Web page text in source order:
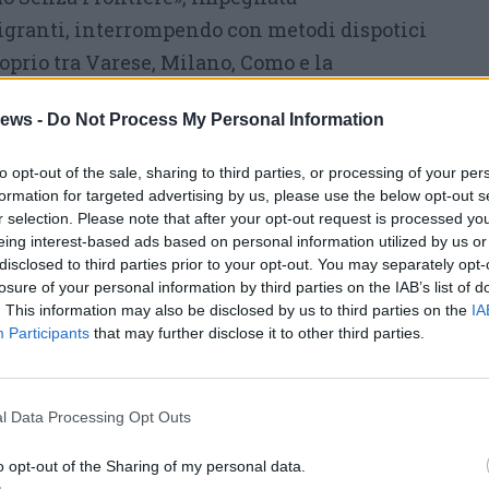
- Do Not Process My Personal Information
opt-out of the sale, sharing to third parties, or processing of your
for targeted advertising by us, please use the below opt-out
selection. Please note that after your opt-out request is processed
interest-based ads based on personal information utilized by us
to third parties prior to your opt-out. You may separately
of your personal information by third parties on the IAB’s list of
This information may also be disclosed by us to third parties on the
Participants that may further disclose it to other third parties.
Data Processing Opt Outs
opt-out of the Sharing of my personal data.
interrompendo con metodi dispotici
tra Varese, Milano, Como e la
riprese manifesti di auguri al duce,
per Benito Mussolini o
di giardini e piazze a personaggi cari al
neonazisti e neofascisti e via di questo
il blitz del 9 aprile 2017, quando alcuni
inscenarono una protesta contro
durante una seduta del Consiglio
prova di forza, preludio di quello che
maggiore di Milano, quando un
a commemorare al campo X i caduti
Identico copione per l&#39;irruzione a